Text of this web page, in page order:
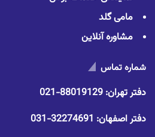
مامی گلد
مشاوره آنلاین
شماره تماس
دفتر تهران: 88019129-021
دفتر اصفهان: 32274691-031